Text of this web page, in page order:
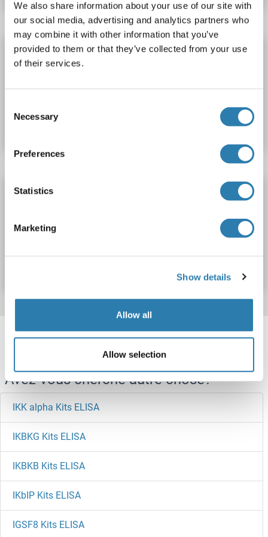
We also share information about your use of our site with
our social media, advertising and analytics partners who
may combine it with other information that you’ve
provided to them or that they’ve collected from your use
of their services.
Selection
Necessary
Preferences
Statistics
Marketing
Show details
Allow all
Allow selection
IKKi/IKKe Kit ELISA
IKBKE Reactivité: Humain
Fiche technique
IKKi/IKKe Kit ELISA
Target information, Synonyms, Latest
references
Avez-vous cherché autre chose?
IKK alpha Kits ELISA
IKBKG Kits ELISA
IKBKB Kits ELISA
IKbIP Kits ELISA
IGSF8 Kits ELISA